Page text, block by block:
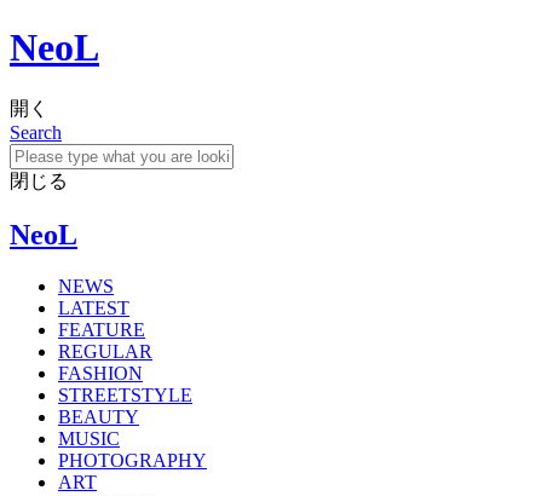
NeoL
開く
Search
閉じる
NeoL
NEWS
LATEST
FEATURE
REGULAR
FASHION
STREETSTYLE
BEAUTY
MUSIC
PHOTOGRAPHY
ART